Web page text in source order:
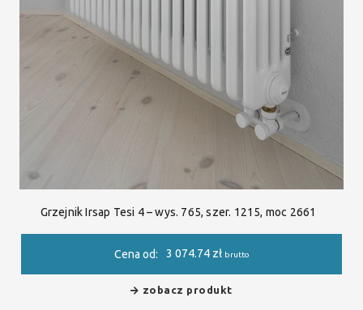
Grzejnik Irsap Tesi 4 – wys. 765, szer. 1215, moc 2661
Cena od: 3 074.74 zł brutto
zobacz produkt